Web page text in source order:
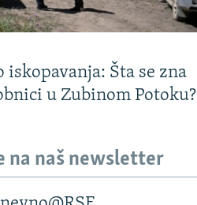
iskopavanja: Šta se zna
u Zubinom Potoku?
na naš newsletter